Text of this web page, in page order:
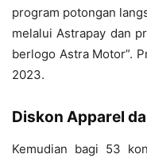
program potongan
melalui Astrapay dan
berlogo Astra Motor”.
2023.
Diskon Apparel
Kemudian bagi 53